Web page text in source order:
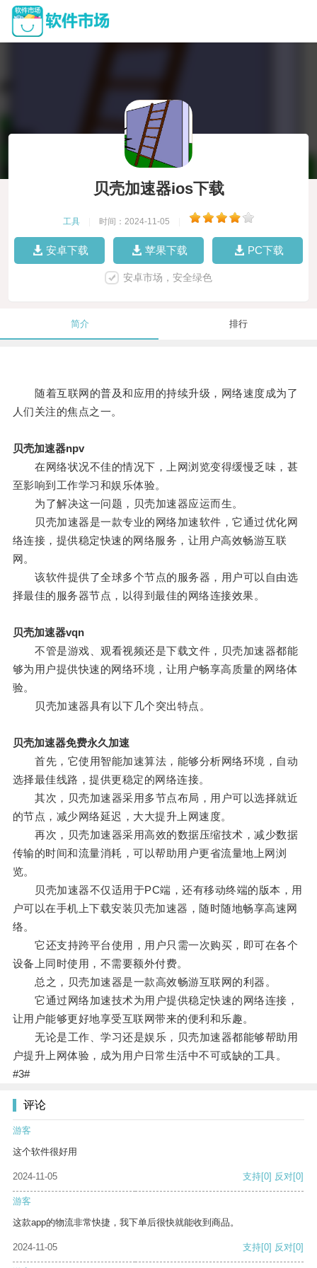
贝壳加速器ios下载
工具 时间：2024-11-05
安卓下载 苹果下载 PC下载
安卓市场，安全绿色
简介 排行
随着互联网的普及和应用的持续升级，网络速度成为了
人们关注的焦点之一。
贝壳加速器npv
在网络状况不佳的情况下，上网浏览变得缓慢乏味，甚
至影响到工作学习和娱乐体验。
为了解决这一问题，贝壳加速器应运而生。
贝壳加速器是一款专业的网络加速软件，它通过优化网
络连接，提供稳定快速的网络服务，让用户高效畅游互联
网。
该软件提供了全球多个节点的服务器，用户可以自由选
择最佳的服务器节点，以得到最佳的网络连接效果。
贝壳加速器vqn
不管是游戏、观看视频还是下载文件，贝壳加速器都能
够为用户提供快速的网络环境，让用户畅享高质量的网络体
验。
贝壳加速器具有以下几个突出特点。
贝壳加速器免费永久加速
首先，它使用智能加速算法，能够分析网络环境，自动
选择最佳线路，提供更稳定的网络连接。
其次，贝壳加速器采用多节点布局，用户可以选择就近
的节点，减少网络延迟，大大提升上网速度。
再次，贝壳加速器采用高效的数据压缩技术，减少数据
传输的时间和流量消耗，可以帮助用户更省流量地上网浏
览。
贝壳加速器不仅适用于PC端，还有移动终端的版本，用
户可以在手机上下载安装贝壳加速器，随时随地畅享高速网
络。
它还支持跨平台使用，用户只需一次购买，即可在各个
设备上同时使用，不需要额外付费。
总之，贝壳加速器是一款高效畅游互联网的利器。
它通过网络加速技术为用户提供稳定快速的网络连接，
让用户能够更好地享受互联网带来的便利和乐趣。
无论是工作、学习还是娱乐，贝壳加速器都能够帮助用
户提升上网体验，成为用户日常生活中不可或缺的工具。
#3#
评论
游客
这个软件很好用
2024-11-05 支持[0] 反对[0]
游客
这款app的物流非常快捷，我下单后很快就能收到商品。
2024-11-05 支持[0] 反对[0]